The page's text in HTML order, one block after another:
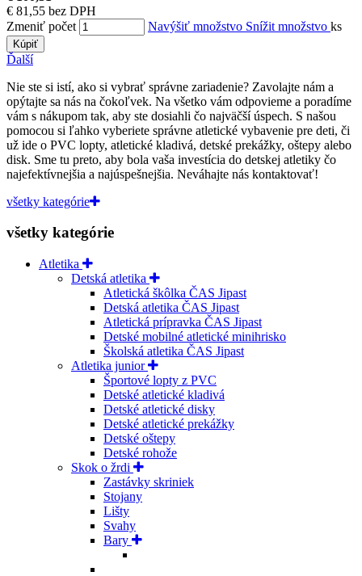
€ 81,55 bez DPH
Zmeniť počet
Navýšiť množstvo Snížit množstvo ks
Kúpiť
Ďalší
Nie ste si istí, ako si vybrať správne zariadenie? Zavolajte nám a
opýtajte sa nás na čokoľvek. Na všetko vám odpovieme a poradíme
vám s nákupom tak, aby ste dosiahli čo najväčší úspech. S našou
pomocou si ľahko vyberiete správne atletické vybavenie pre deti, či
už ide o PVC lopty, atletické kladivá, detské prekážky, oštepy alebo
disk. Sme tu preto, aby bola vaša investícia do detskej atletiky čo
najefektívnejšia a najúspešnejšia. Neváhajte nás kontaktovať!
všetky kategórie
všetky kategórie
Atletika
Detská atletika
Atletická škôlka ČAS Jipast
Detská atletika ČAS Jipast
Atletická prípravka ČAS Jipast
Detské mobilné atletické minihrisko
Školská atletika ČAS Jipast
Atletika junior
Športové lopty z PVC
Detské atletické kladivá
Detské atletické disky
Detské atletické prekážky
Detské oštepy
Detské rohože
Skok o žrdi
Zastávky skriniek
Stojany
Lišty
Svahy
Bary